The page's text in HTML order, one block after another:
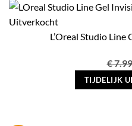
Uitverkocht
L’Oreal Studio Line
€7.99
TIJDELIJK